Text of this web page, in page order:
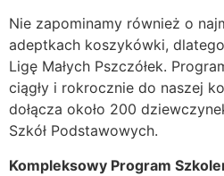
Nie zapominamy również o
adeptkach koszykówki,
Ligę Małych Pszczółek.
ciągły i rokrocznie do naszej
dołącza około 200
Szkół Podstawowych.
Kompleksowy Program